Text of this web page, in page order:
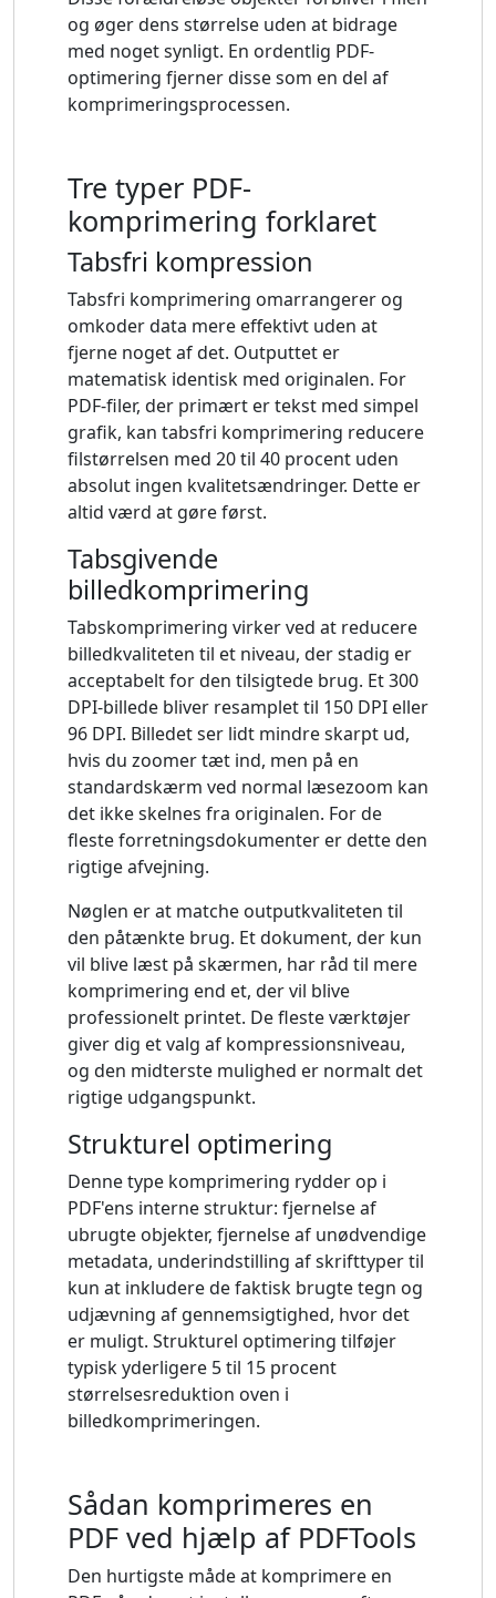
og øger dens størrelse uden at bidrage
med noget synligt. En ordentlig PDF-
optimering fjerner disse som en del af
komprimeringsprocessen.
Tre typer PDF-
komprimering forklaret
Tabsfri kompression
Tabsfri komprimering omarrangerer og
omkoder data mere effektivt uden at
fjerne noget af det. Outputtet er
matematisk identisk med originalen. For
PDF-filer, der primært er tekst med simpel
grafik, kan tabsfri komprimering reducere
filstørrelsen med 20 til 40 procent uden
absolut ingen kvalitetsændringer. Dette er
altid værd at gøre først.
Tabsgivende
billedkomprimering
Tabskomprimering virker ved at reducere
billedkvaliteten til et niveau, der stadig er
acceptabelt for den tilsigtede brug. Et 300
DPI-billede bliver resamplet til 150 DPI eller
96 DPI. Billedet ser lidt mindre skarpt ud,
hvis du zoomer tæt ind, men på en
standardskærm ved normal læsezoom kan
det ikke skelnes fra originalen. For de
fleste forretningsdokumenter er dette den
rigtige afvejning.
Nøglen er at matche outputkvaliteten til
den påtænkte brug. Et dokument, der kun
vil blive læst på skærmen, har råd til mere
komprimering end et, der vil blive
professionelt printet. De fleste værktøjer
giver dig et valg af kompressionsniveau,
og den midterste mulighed er normalt det
rigtige udgangspunkt.
Strukturel optimering
Denne type komprimering rydder op i
PDF'ens interne struktur: fjernelse af
ubrugte objekter, fjernelse af unødvendige
metadata, underindstilling af skrifttyper til
kun at inkludere de faktisk brugte tegn og
udjævning af gennemsigtighed, hvor det
er muligt. Strukturel optimering tilføjer
typisk yderligere 5 til 15 procent
størrelsesreduktion oven i
billedkomprimeringen.
Sådan komprimeres en
PDF ved hjælp af PDFTools
Den hurtigste måde at komprimere en